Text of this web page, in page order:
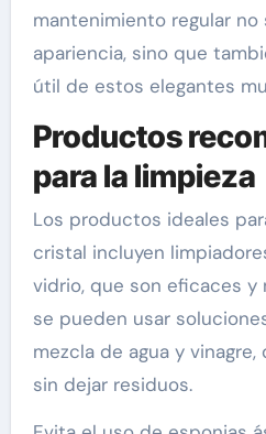
mantenimiento regular no
apariencia, sino que
útil de estos elegantes
Productos
para la limpieza
Los productos ideales
cristal incluyen
vidrio, que son eficaces y
se pueden usar
mezcla de agua y
sin dejar residuos.